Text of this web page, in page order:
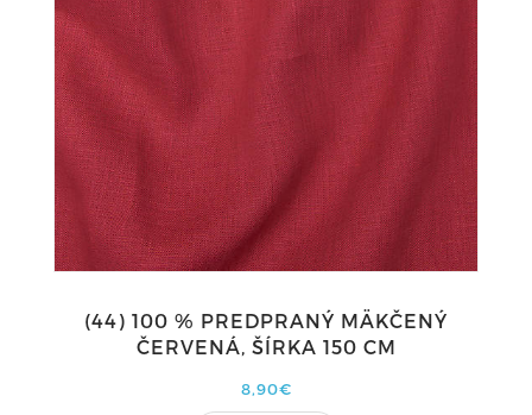
(44) 100 % PREDPRANÝ MÄKČENÝ
ČERVENÁ, ŠÍRKA 150 CM
8,90€